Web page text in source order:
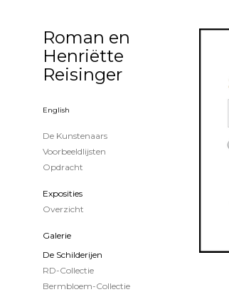
Roman en
Henriëtte
Reisinger
English
De Kunstenaars
Voorbeeldlijsten
Opdracht
Exposities
Overzicht
Galerie
De Schilderijen
RD-Collectie
Bermbloem-Collectie